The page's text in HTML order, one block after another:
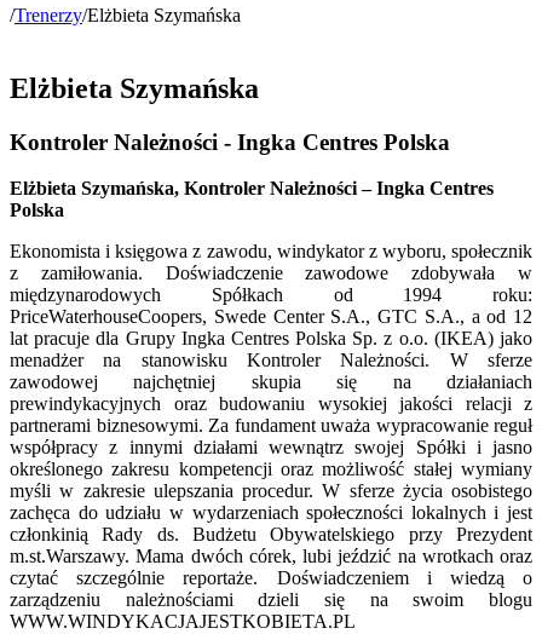
/Trenerzy/Elżbieta Szymańska
Elżbieta Szymańska
Kontroler Należności - Ingka Centres Polska
Elżbieta Szymańska, Kontroler Należności – Ingka Centres
Polska
Ekonomista i księgowa z zawodu, windykator z wyboru, społecznik
z zamiłowania. Doświadczenie zawodowe zdobywała w
międzynarodowych Spółkach od 1994 roku:
PriceWaterhouseCoopers, Swede Center S.A., GTC S.A., a od 12
lat pracuje dla Grupy Ingka Centres Polska Sp. z o.o. (IKEA) jako
menadżer na stanowisku Kontroler Należności. W sferze
zawodowej najchętniej skupia się na działaniach
prewindykacyjnych oraz budowaniu wysokiej jakości relacji z
partnerami biznesowymi. Za fundament uważa wypracowanie reguł
współpracy z innymi działami wewnątrz swojej Spółki i jasno
określonego zakresu kompetencji oraz możliwość stałej wymiany
myśli w zakresie ulepszania procedur. W sferze życia osobistego
zachęca do udziału w wydarzeniach społeczności lokalnych i jest
członkinią Rady ds. Budżetu Obywatelskiego przy Prezydent
m.st.Warszawy. Mama dwóch córek, lubi jeździć na wrotkach oraz
czytać szczególnie reportaże. Doświadczeniem i wiedzą o
zarządzeniu należnościami dzieli się na swoim blogu
WWW.WINDYKACJAJESTKOBIETA.PL